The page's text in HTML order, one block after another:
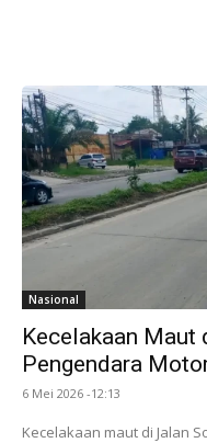
Nasional
Kecelakaan Maut
Pengendara
6 Mei 2026 -12:13
Kecelakaan maut di Jalan